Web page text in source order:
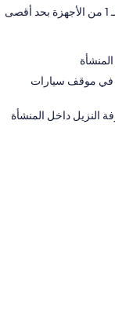
في موقف سيارات
النزيل داخل المنشأة